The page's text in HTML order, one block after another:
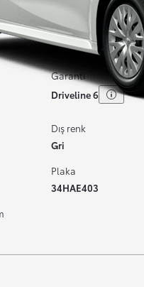
Kilometre
79.054 km
Garanti
Driveline 6
Dış renk
Gri
Plaka
34HAE403